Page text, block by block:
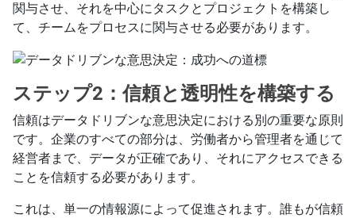
関与させ、それを中心にタスクとプロジェクトを構築し
て、チームをプロセスに関与させる必要があります。
ステップ2：信頼と透明性を構築する
信頼はデータドリブンな意思決定における別の重要な原則
です。企業のすべての部分は、労働者から管理者を通じて
経営者まで、データが正確であり、それにアクセスできる
ことを信頼する必要があります。
これは、単一の情報源によって促進されます。誰もが信頼